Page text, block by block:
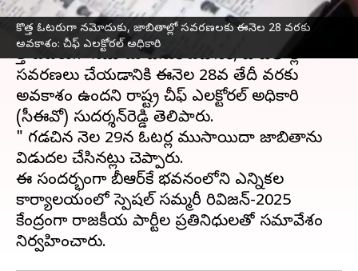
కొత్త ఓటరుగా నమోదుకు, జాబితాల్లో సవరణలకు ఈనెల 28 వరకు
అవకాశం: చీఫ్‌ ఎలక్టోరల్‌ అధికారి
ఈ వార్తాకథనం ఏంటి
కొత్త ఓటరుగా నమోదు చేసుకోవడానికి, జాబితాల్లో
సవరణలు చేయడానికి ఈనెల 28వ తేదీ వరకు
అవకాశం ఉందని రాష్ట్ర చీఫ్‌ ఎలక్టోరల్‌ అధికారి
(సీఈవో) సుదర్శన్‌రెడ్డి తెలిపారు.
" గడచిన నెల 29న ఓటర్ల ముసాయిదా జాబితాను
విడుదల చేసినట్లు చెప్పారు.
ఈ సందర్భంగా బీఆర్‌కే భవనంలోని ఎన్నికల
కార్యాలయంలో స్పెషల్‌ సమ్మరీ రివిజన్‌-2025
కేంద్రంగా రాజకీయ పార్టీల ప్రతినిధులతో సమావేశం